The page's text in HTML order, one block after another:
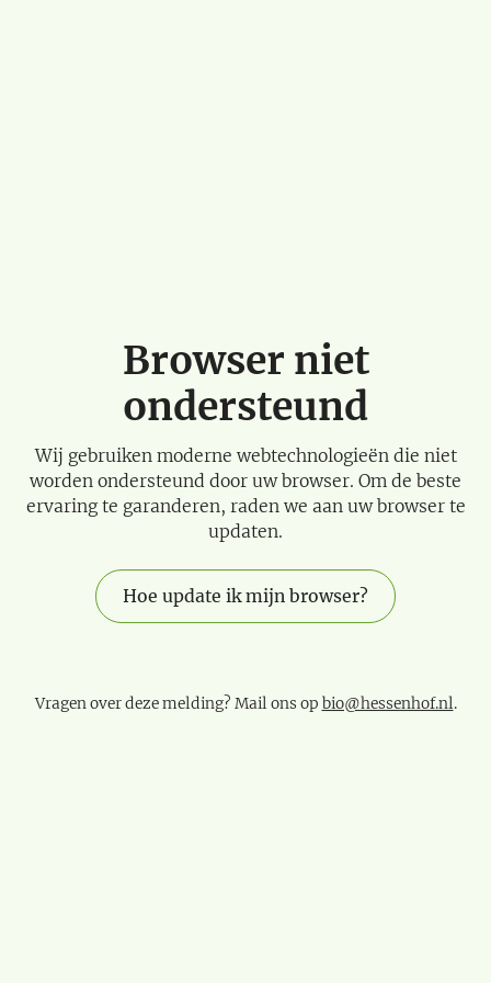
Browser niet
ondersteund
Wij gebruiken moderne webtechnologieën die niet
worden ondersteund door uw browser. Om de beste
ervaring te garanderen, raden we aan uw browser te
updaten.
Hoe update ik mijn browser?
Vragen over deze melding? Mail ons op bio@hessenhof.nl.